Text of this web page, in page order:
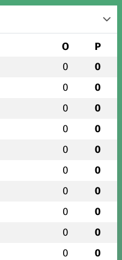
O P
0 0
0 0
0 0
0 0
0 0
0 0
0 0
0 0
0 0
0 0